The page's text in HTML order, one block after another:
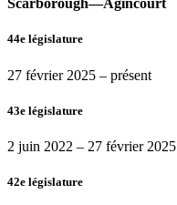
Scarborough—Agincourt
44e législature
27 février 2025 – présent
43e législature
2 juin 2022 – 27 février 2025
42e législature